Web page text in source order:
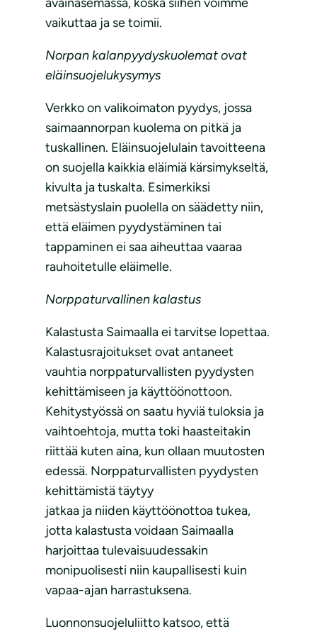
avainasemassa, koska siihen voimme
vaikuttaa ja se toimii.
Norpan kalanpyydyskuolemat ovat
eläinsuojelukysymys
Verkko on valikoimaton pyydys, jossa
saimaannorpan kuolema on pitkä ja
tuskallinen. Eläinsuojelulain tavoitteena
on suojella kaikkia eläimiä kärsimykseltä,
kivulta ja tuskalta. Esimerkiksi
metsästyslain puolella on säädetty niin,
että eläimen pyydystäminen tai
tappaminen ei saa aiheuttaa vaaraa
rauhoitetulle eläimelle.
Norppaturvallinen kalastus
Kalastusta Saimaalla ei tarvitse lopettaa.
Kalastusrajoitukset ovat antaneet
vauhtia norppaturvallisten pyydysten
kehittämiseen ja käyttöönottoon.
Kehitystyössä on saatu hyviä tuloksia ja
vaihtoehtoja, mutta toki haasteitakin
riittää kuten aina, kun ollaan muutosten
edessä. Norppaturvallisten pyydysten
kehittämistä täytyy
jatkaa ja niiden käyttöönottoa tukea,
jotta kalastusta voidaan Saimaalla
harjoittaa tulevaisuudessakin
monipuolisesti niin kaupallisesti kuin
vapaa-ajan harrastuksena.
Luonnonsuojeluliitto katsoo, että